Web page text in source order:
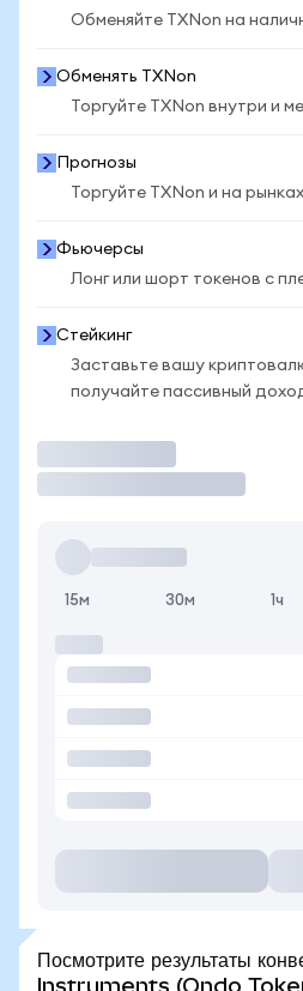
Обменяйте TXNon на
Обменять TXNon
Торгуйте TXNon внутри и
Прогнозы
Торгуйте TXNon и на
Фьючерсы
Лонг или шорт токенов с
Стейкинг
Заставьте вашу
получайте пассивный
15м 30м 1ч
Посмотрите результаты
Instruments (Ondo